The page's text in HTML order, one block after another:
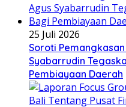
25 Juli 2026
Soroti Pemangkasan
Syabarrudin
Pembiayaan Daerah